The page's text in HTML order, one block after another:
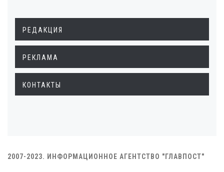
РЕДАКЦИЯ
РЕКЛАМА
КОНТАКТЫ
2007-2023. ИНФОРМАЦИОННОЕ АГЕНТСТВО "ГЛАВПОСТ"